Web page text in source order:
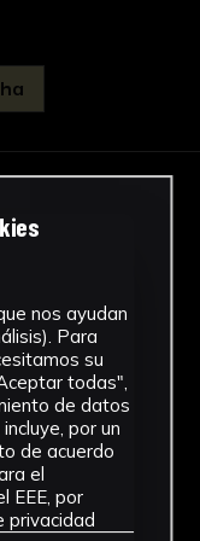
secciones, a
los 5 vanos
de
hacia el
Esta pieza
del conjunto,
de manera
un agua sobre
los espacios
de los
cubiertas
nos ayudan
Para
su
todas",
de datos
por un
de acuerdo
el
EEE, por
privacidad